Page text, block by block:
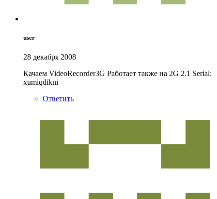
user
28 декабря 2008
Качаем VideoRecorder3G Работает также на 2G 2.1 Serial:
xumiqdikni
Ответить